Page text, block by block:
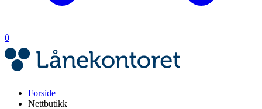
0
Forside
Nettbutikk